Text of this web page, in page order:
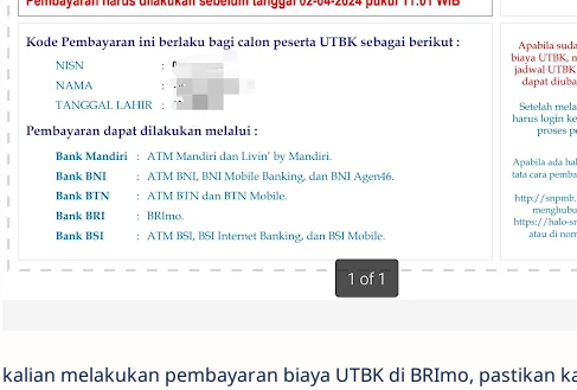
melakukan pembayaran biaya UTBK di BRImo, pastikan